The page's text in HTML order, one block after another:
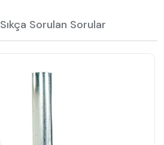
Sıkça Sorulan Sorular